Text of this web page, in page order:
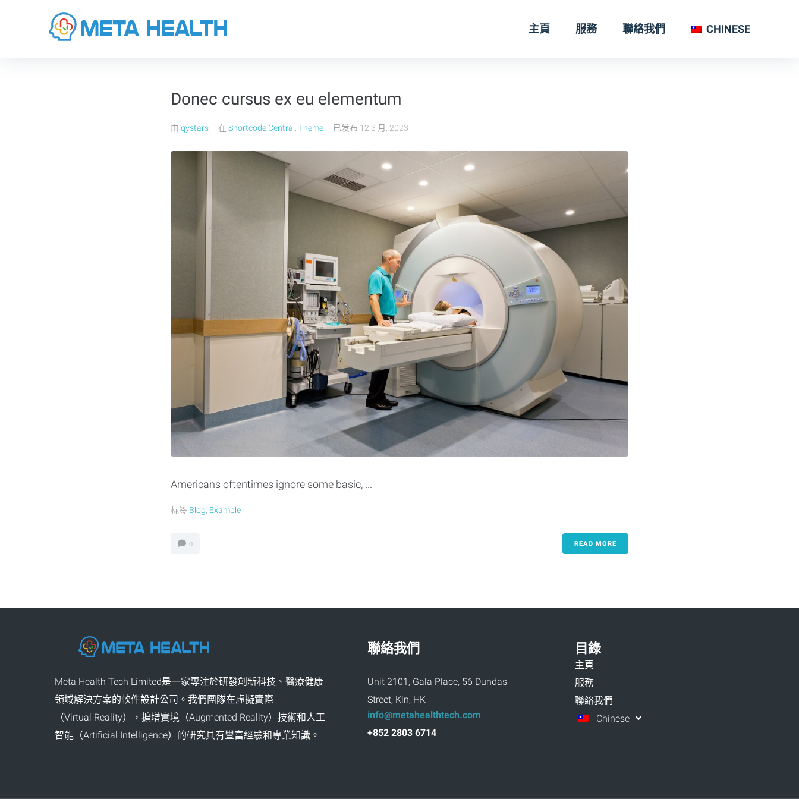
主頁 服務 聯絡我們 CHINESE
Donec cursus ex eu elementum
由 qystars 在 Shortcode Central Theme 已发布 12 3 月, 2023
Americans oftentimes ignore some basic, ...
标签 Blog Example
0 READ MORE
Meta Health Tech Limited是一家專注於研發創新科技、醫療健康
領域解決方案的軟件設計公司。我們團隊在虛擬實際
（Virtual Reality），擴增實境（Augmented Reality）技術和人工
智能（Artificial Intelligence）的研究具有豐富經驗和專業知識。
聯絡我們
Unit 2101, Gala Place, 56 Dundas
Street, Kln, HK
info@metahealthtech.com
+852 2803 6714
目錄
主頁
服務
聯絡我們
Chinese